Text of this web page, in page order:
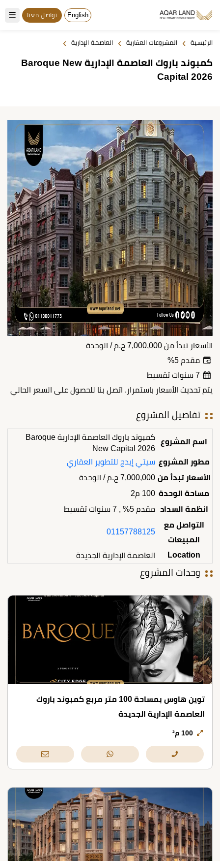
☰ English تواصل معنا
الرئيسية › المشروعات العقارية › العاصمة الإدارية ›
كمبوند باروك العاصمة الإدارية Baroque New
Capital 2026
الأسعار تبدأ من 7,000,000 ج.م / الوحدة
مقدم 5%
7 سنوات تقسيط
يتم تحديث الأسعار باستمرار. اتصل بنا للحصول على السعر الحالي
تفاصيل المشروع
اسم المشروع
كمبوند باروك العاصمة الإدارية Baroque
New Capital 2026
مطور المشروع سيتي إيدج للتطوير العقاري
الأسعار تبدأ من 7,000,000 ج.م / الوحدة
مساحة الوحدة 100 م2
انظمة السداد مقدم 5% , 7 سنوات تقسيط
التواصل مع
المبيعات
01157788125
Location العاصمة الإدارية الجديدة
وحدات المشروع
توين هاوس بمساحة 100 متر مربع كمبوند باروك
العاصمة الإدارية الجديدة
100 م²